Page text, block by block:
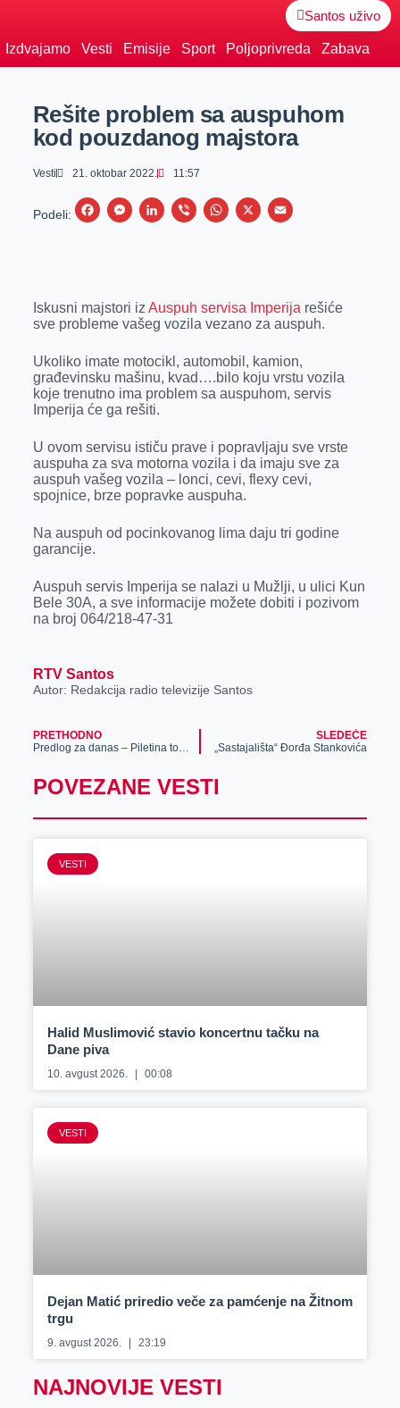
Santos uživo
Izdvajamo Vesti Emisije Sport Poljoprivreda Zabava
Rešite problem sa auspuhom
kod pouzdanog majstora
Vesti 21. oktobar 2022. 11:57
Podeli:
F
b
o
k
M
e
g
e
r
L
e
I
n
V
r
W
s
p
p
X
E
l
Iskusni majstori iz Auspuh servisa Imperija rešiće
sve probleme vašeg vozila vezano za auspuh.
Ukoliko imate motocikl, automobil, kamion,
građevinsku mašinu, kvad….bilo koju vrstu vozila
koje trenutno ima problem sa auspuhom, servis
Imperija će ga rešiti.
U ovom servisu ističu prave i popravljaju sve vrste
auspuha za sva motorna vozila i da imaju sve za
auspuh vašeg vozila – lonci, cevi, flexy cevi,
spojnice, brze popravke auspuha.
Na auspuh od pocinkovanog lima daju tri godine
garancije.
Auspuh servis Imperija se nalazi u Mužlji, u ulici Kun
Bele 30A, a sve informacije možete dobiti i pozivom
na broj 064/218-47-31
RTV Santos
Autor: Redakcija radio televizije Santos
PRETHODNO
Predlog za danas – Piletina tortilja
SLEDEĆE
„Sastajališta“ Đorđa Stankovića
POVEZANE VESTI
VESTI
Halid Muslimović stavio koncertnu tačku na
Dane piva
10. avgust 2026. 00:08
VESTI
Dejan Matić priredio veče za pamćenje na Žitnom
trgu
9. avgust 2026. 23:19
NAJNOVIJE VESTI